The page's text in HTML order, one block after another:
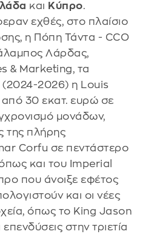
και Κύπρο.
εχθές, στο πλαίσιο
η Πόπη Τάντα - CCO
Λάρδας,
& Marketing, τα
(2024-2026) η Louis
30 εκατ. ευρώ σε
μονάδων,
της πλήρης
Corfu σε πεντάστερο
και του Imperial
που άνοιξε εφέτος
και οι νέες
όπως το King Jason
στην τριετία